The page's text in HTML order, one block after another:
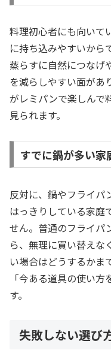
料理初心者にも向いて
に持ち込みやすいから
蒸らすに自然につなげ
を減らしやすい面があ
がレミパンで楽しんで
見られます。
すでに鍋が多い家
反対に、鍋やフライパ
はっきりしている家庭
せん。普通のフライパ
ら、無理に買い替えな
い場合はどうするかま
「今ある道具の使い
す。
失敗しない選び